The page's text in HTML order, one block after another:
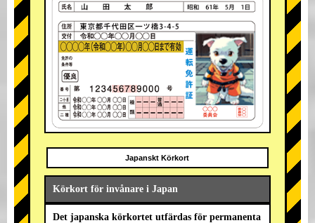
Japanskt Körkort
Körkort för invånare i Japan
Det japanska körkortet utfärdas för permanenta